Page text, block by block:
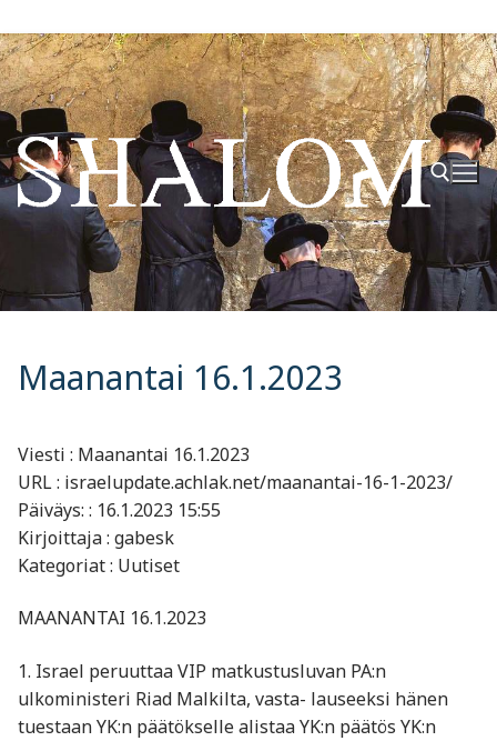
Hyppää
sisältöön
Hae:
Maanantai 16.1.2023
Viesti : Maanantai 16.1.2023
URL : israelupdate.achlak.net/maanantai-16-1-2023/
Päiväys: : 16.1.2023 15:55
Kirjoittaja : gabesk
Kategoriat : Uutiset
MAANANTAI 16.1.2023
1. Israel peruuttaa VIP matkustusluvan PA:n
ulkoministeri Riad Malkilta, vasta- lauseeksi hänen
tuestaan YK:n päätökselle alistaa YK:n päätös YK:n